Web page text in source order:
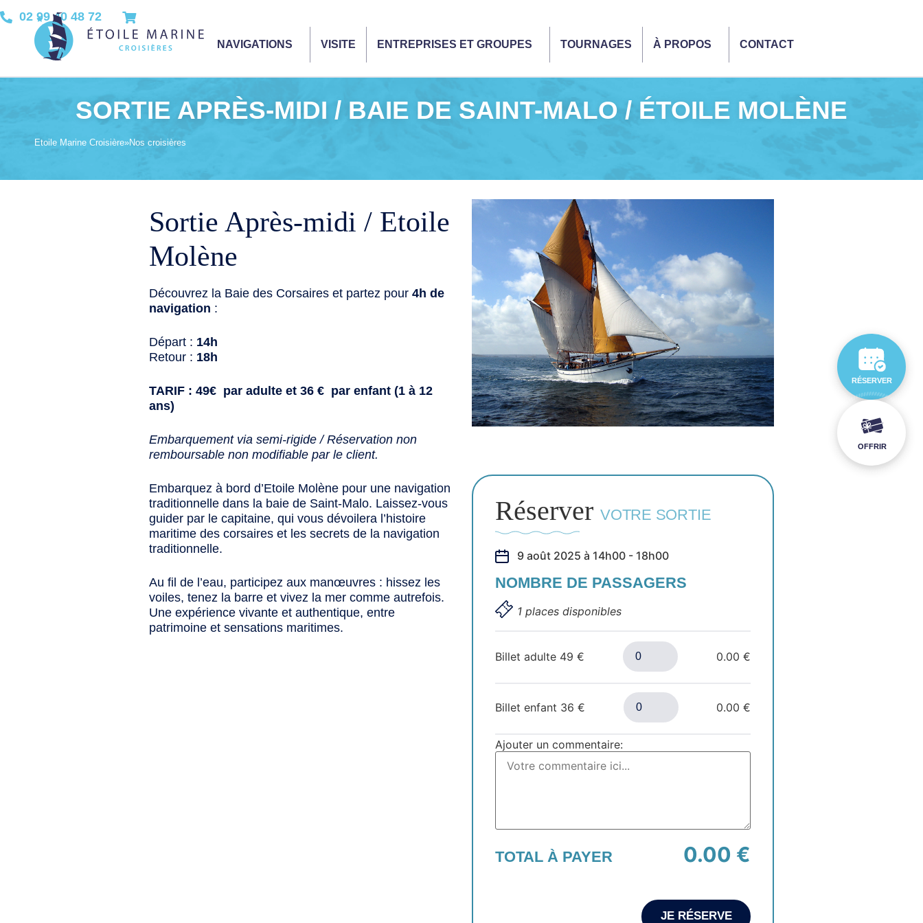
02 99 40 48 72
NAVIGATIONS VISITE ENTREPRISES ET GROUPES TOURNAGES À PROPOS CONTACT
SORTIE APRÈS-MIDI / BAIE DE SAINT-MALO / ÉTOILE MOLÈNE
Etoile Marine Croisière»Nos croisières
Sortie Après-midi / Etoile
Molène
Découvrez la Baie des Corsaires et partez pour 4h de
navigation :
Départ : 14h
Retour : 18h
TARIF : 49€ par adulte et 36 € par enfant (1 à 12
ans)
Embarquement via semi-rigide / Réservation non
remboursable non modifiable par le client.
Embarquez à bord d’Etoile Molène pour une navigation
traditionnelle dans la baie de Saint-Malo. Laissez-vous
guider par le capitaine, qui vous dévoilera l’histoire
maritime des corsaires et les secrets de la navigation
traditionnelle.
Au fil de l’eau, participez aux manœuvres : hissez les
voiles, tenez la barre et vivez la mer comme autrefois.
Une expérience vivante et authentique, entre
patrimoine et sensations maritimes.
Réserver VOTRE SORTIE
9 août 2025 à 14h00 - 18h00
NOMBRE DE PASSAGERS
1 places disponibles
Billet adulte 49 € 0.00 €
Billet enfant 36 € 0.00 €
Ajouter un commentaire:
TOTAL À PAYER 0.00 €
JE RÉSERVE
RÉSERVER
OFFRIR